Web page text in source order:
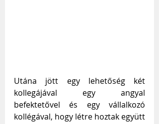
Utána jött egy lehetőség két
kollegájával egy angyal
befektetővel és egy vállalkozó
kollégával, hogy létre hoztak együtt